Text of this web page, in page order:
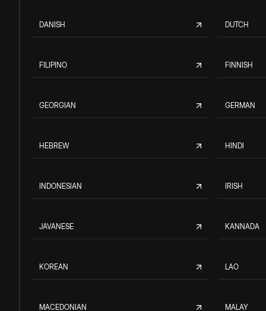
DANISH DUTCH
FILIPINO FINNISH
GEORGIAN GERMAN
HEBREW HINDI
INDONESIAN IRISH
JAVANESE KANNADA
KOREAN LAO
MACEDONIAN MALAY